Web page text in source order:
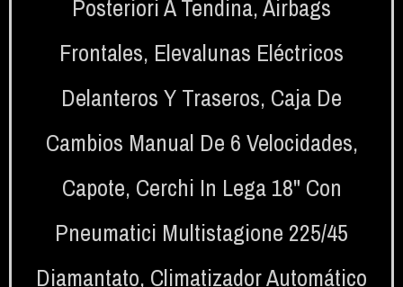
Posteriori A Tendina,Airbags
Frontales, Elevalunas Eléctricos
Delanteros Y Traseros, Caja De
Cambios Manual De 6 Velocidades,
Capote, Cerchi In Lega 18" Con
Pneumatici Multistagione 225/45
Diamantato, Climatizador Automático